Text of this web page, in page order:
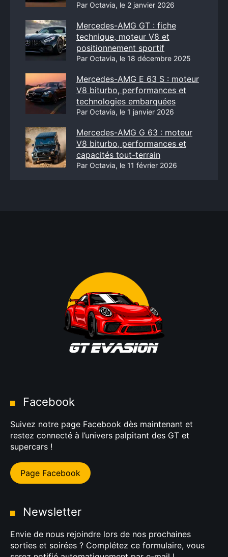
Par Octavia, le 2 janvier 2026
Mercedes-AMG GT : fiche
technique, moteur V8 et
positionnement sportif
Par Octavia, le 18 décembre 2025
Mercedes-AMG E 63 S : moteur
V8 biturbo, performances et
technologies embarquées
Par Octavia, le 1 janvier 2026
Mercedes-AMG G 63 : moteur
V8 biturbo, performances et
capacités tout-terrain
Par Octavia, le 11 février 2026
Facebook
Suivez notre page Facebook dès maintenant et
restez connecté à l’univers palpitant des GT et
supercars !
Page Facebook
Newsletter
Envie de nous rejoindre lors de nos prochaines
sorties et soirées ? Complétez ce formulaire, vous